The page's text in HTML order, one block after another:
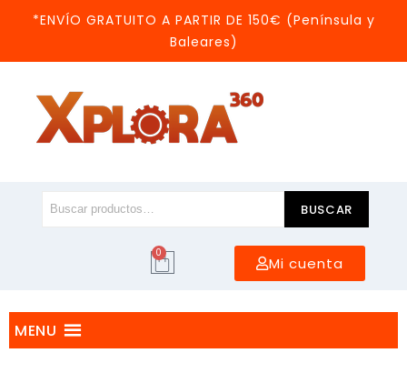
*ENVÍO GRATUITO A PARTIR DE 150€ (Península y
Baleares)
BUSCAR
0
Mi cuenta
MENU